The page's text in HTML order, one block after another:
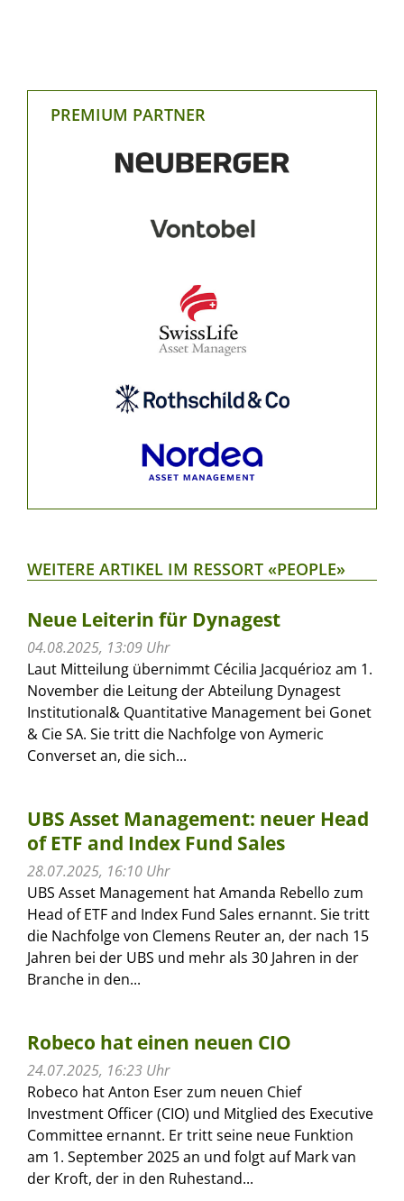
PREMIUM PARTNER
WEITERE ARTIKEL IM RESSORT «PEOPLE»
Neue Leiterin für Dynagest
04.08.2025, 13:09 Uhr
Laut Mitteilung übernimmt Cécilia Jacquérioz am 1.
November die Leitung der Abteilung Dynagest
Institutional& Quantitative Management bei Gonet
& Cie SA. Sie tritt die Nachfolge von Aymeric
Converset an, die sich...
UBS Asset Management: neuer Head
of ETF and Index Fund Sales
28.07.2025, 16:10 Uhr
UBS Asset Management hat Amanda Rebello zum
Head of ETF and Index Fund Sales ernannt. Sie tritt
die Nachfolge von Clemens Reuter an, der nach 15
Jahren bei der UBS und mehr als 30 Jahren in der
Branche in den...
Robeco hat einen neuen CIO
24.07.2025, 16:23 Uhr
Robeco hat Anton Eser zum neuen Chief
Investment Officer (CIO) und Mitglied des Executive
Committee ernannt. Er tritt seine neue Funktion
am 1. September 2025 an und folgt auf Mark van
der Kroft, der in den Ruhestand...